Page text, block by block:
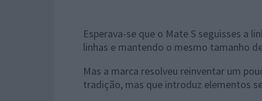
Esperava-se que o Mate S seguisses a
linhas e mantendo o mesmo tamanho
Mas a marca resolveu reinventar um
tradição, mas que introduz elementos